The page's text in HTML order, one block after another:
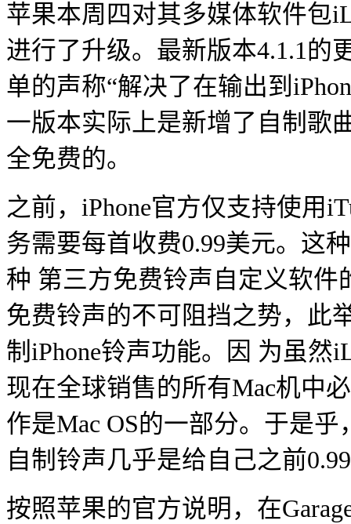
苹果本周四对其多媒体软件包
进行了升级。最新版本4.1.1的
单的声称“解决了在输出到
一版本实际上是新增了自制歌
全免费的。
之前，iPhone官方仅支持使用
务需要每首收费0.99美元。这
种 第三方免费铃声自定义软
免费铃声的不可阻挡之势，此
制iPhone铃声功能。因 为虽然
现在全球销售的所有Mac机中
作是Mac OS的一部分。于是
自制铃声几乎是给自己之前
按照苹果的官方说明，在